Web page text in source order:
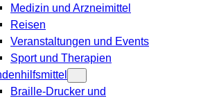
Medizin und Arzneimittel
Reisen
Veranstaltungen und Events
Sport und Therapien
Braille-Drucker und